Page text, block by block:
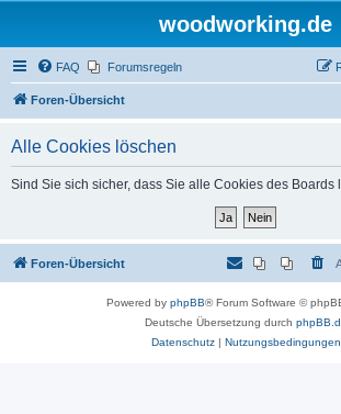
woodworking.de
FAQ Forumsregeln
Foren-Übersicht
Alle Cookies löschen
Sind Sie sich sicher, dass Sie alle Cookies des Boards
Foren-Übersicht
Powered by phpBB® Forum Software ©
Deutsche Übersetzung durch
Datenschutz| Nutzungsbedingungen